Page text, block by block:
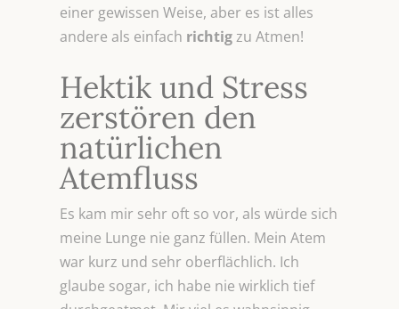
einer gewissen Weise, aber es ist alles
andere als einfach richtigzu Atmen!
Hektik und Stress
zerstören den
natürlichen
Atemfluss
Es kam mir sehr oft so vor, als würde sich
meine Lunge nie ganz füllen. Mein Atem
war kurz und sehr oberflächlich. Ich
glaube sogar, ich habe nie wirklich tief